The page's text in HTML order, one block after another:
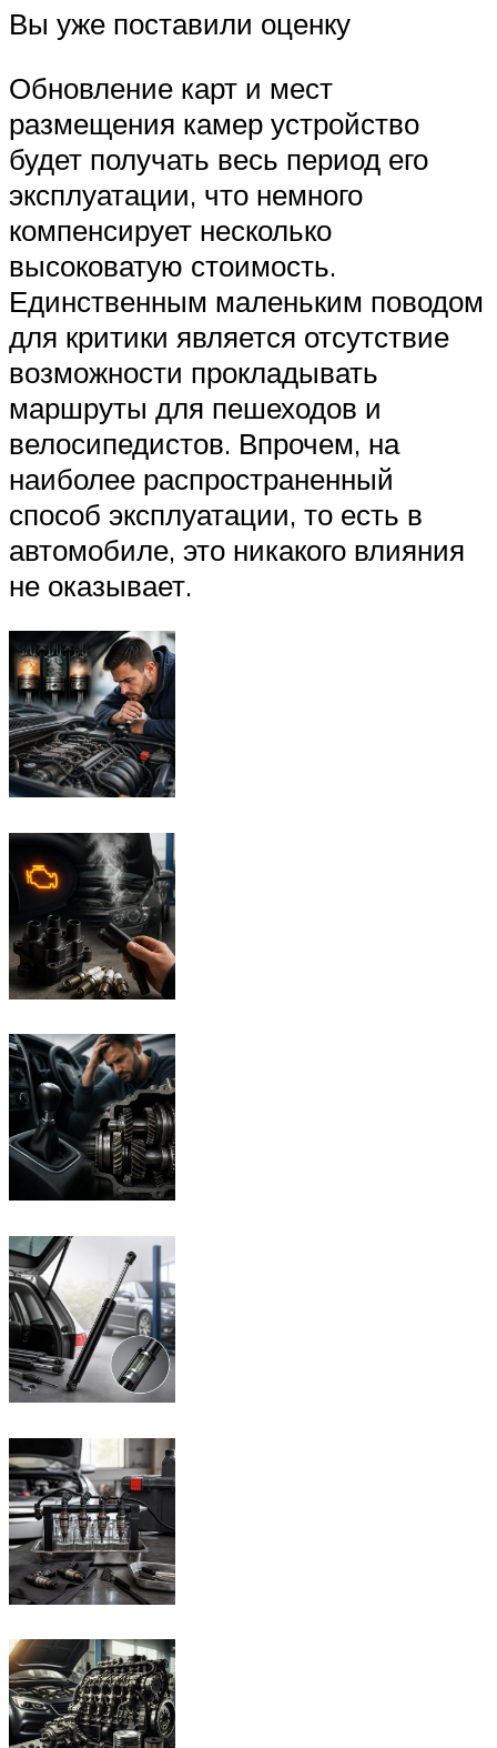
Вы уже поставили оценку
Обновление карт и мест
размещения камер устройство
будет получать весь период его
эксплуатации, что немного
компенсирует несколько
высоковатую стоимость.
Единственным маленьким поводом
для критики является отсутствие
возможности прокладывать
маршруты для пешеходов и
велосипедистов. Впрочем, на
наиболее распространенный
способ эксплуатации, то есть в
автомобиле, это никакого влияния
не оказывает.